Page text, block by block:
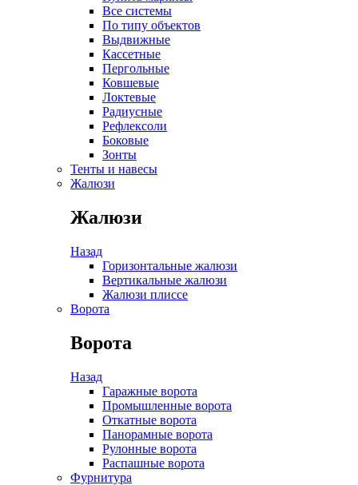
Все системы
По типу объектов
Выдвижные
Кассетные
Пергольные
Ковшевые
Локтевые
Радиусные
Рефлексоли
Боковые
Зонты
Тенты и навесы
Жалюзи
Жалюзи
Назад
Горизонтальные жалюзи
Вертикальные жалюзи
Жалюзи плиссе
Ворота
Ворота
Назад
Гаражные ворота
Промышленные ворота
Откатные ворота
Панорамные ворота
Рулонные ворота
Распашные ворота
Фурнитура